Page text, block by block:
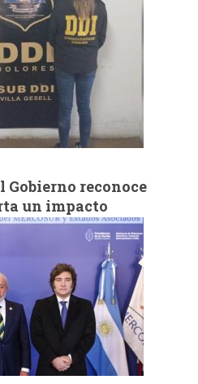
Gobierno reconoce
un impacto